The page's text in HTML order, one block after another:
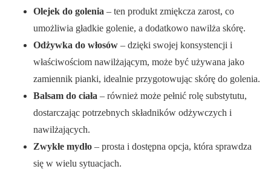
Olejek do golenia – ten produkt zmiękcza zarost, co
umożliwia gładkie golenie, a dodatkowo nawilża skórę.
Odżywka do włosów – dzięki swojej konsystencji i
właściwościom nawilżającym, może być używana jako
zamiennik pianki, idealnie przygotowując skórę do golenia.
Balsam do ciała – również może pełnić rolę substytutu,
dostarczając potrzebnych składników odżywczych i
nawilżających.
Zwykłe mydło – prosta i dostępna opcja, która sprawdza
się w wielu sytuacjach.